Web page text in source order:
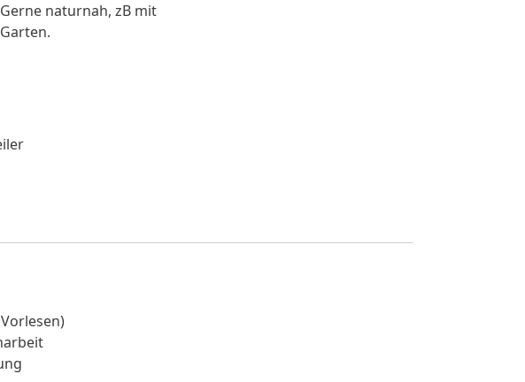
Gerne naturnah, zB mit
Garten.